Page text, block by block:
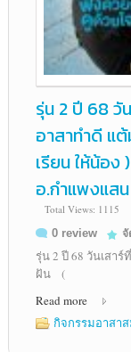
รุ่น 2 ปี 68 วั
อาสาทำดี แ
เรียน ให้น้อง
อ.กำแพงแส
Total Views: 1115
0 review
จั
รุ่น 2 ปี 68 วันเสา
ฝัน (
Read more
กิจกรรมอาสา